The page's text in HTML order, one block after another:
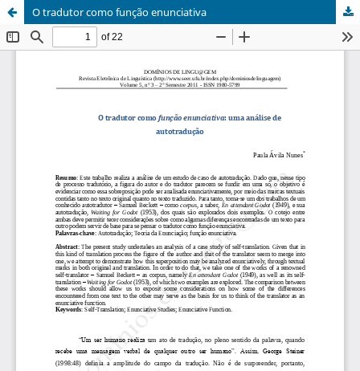
O tradutor como função enunciativa